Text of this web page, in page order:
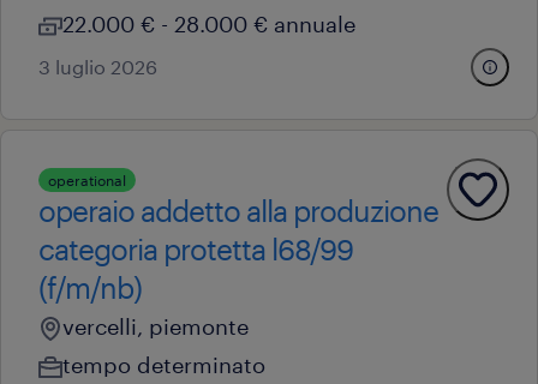
22.000 € - 28.000 € annuale
3 luglio 2026
operational
operaio addetto alla produzione
categoria protetta l68/99
(f/m/nb)
vercelli, piemonte
tempo determinato